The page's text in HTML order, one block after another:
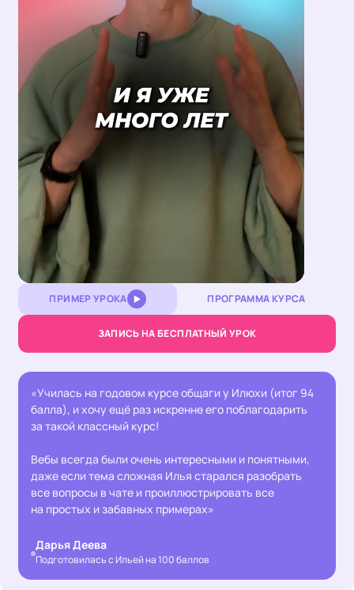
Unmute
9.53%
ПРИМЕР УРОКА ПРОГРАММА КУРСА
ЗАПИСЬ НА БЕСПЛАТНЫЙ УРОК
«Училась на годовом курсе общаги у Илюхи (итог 94
балла), и хочу ещё раз искренне его поблагодарить
за такой классный курс!
Вебы всегда были очень интересными и понятными,
даже если тема сложная Илья старался разобрать
все вопросы в чате и проиллюстрировать все
на простых и забавных примерах»
Дарья Деева
Подготовилась с Ильей на 100 баллов